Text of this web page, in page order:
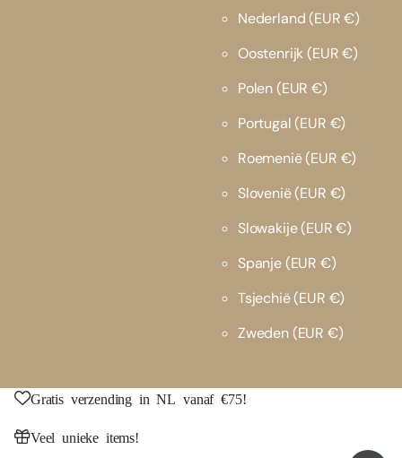
Nederland(EUR €)
Oostenrijk(EUR €)
Polen(EUR €)
Portugal(EUR €)
Roemenië(EUR €)
Slovenië(EUR €)
Slowakije(EUR €)
Spanje(EUR €)
Tsjechië(EUR €)
Zweden(EUR €)
Gratis verzending in NL vanaf €75!
Veel unieke items!